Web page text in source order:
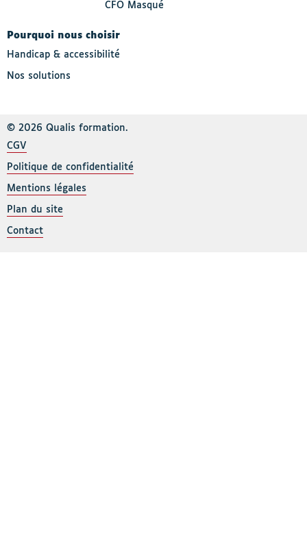
CFO Masqué
Pourquoi nous choisir
Handicap & accessibilité
Nos solutions
© 2026 Qualis formation.
CGV
Politique de confidentialité
Mentions légales
Plan du site
Contact